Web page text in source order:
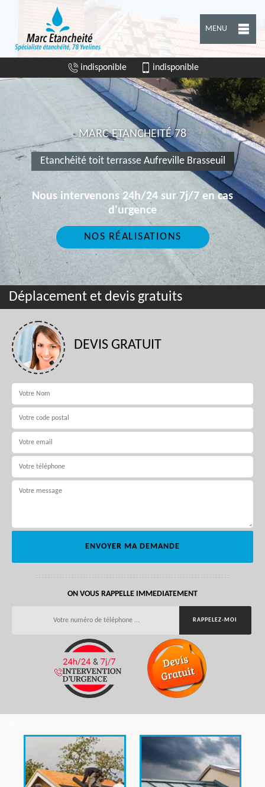
MENU
indisponible indisponible
MARC ETANCHEITÉ 78
Etanchéité toit terrasse Aufreville Brasseuil
Nous intervenons 24h/24 sur 7j/7 en cas
d'urgence
NOS RÉALISATIONS
Déplacement et devis gratuits
DEVIS GRATUIT
ON VOUS RAPPELLE IMMEDIATEMENT